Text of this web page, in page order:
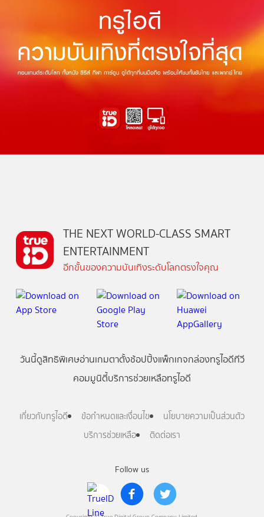
Follow us
THE NEXT WORLD-CLASS SMART
ENTERTAINMENT
อีกขั้นของความบันเทิงระดับโลกตรงใจคุณ
วันนี้ดูสิทธิพิเศษอ่านเกมตาตั้งช้อปปิ้งแพ็กเกจกล่องทรูไอดีทีวี
คอมมูนิตี้บริการช่วยเหลือทรูไอดี
เกี่ยวกับทรูไอดี ข้อกำหนดและเงื่อนไข
นโยบายความเป็นส่วนตัว
บริการช่วยเหลือ
ติดต่อเรา